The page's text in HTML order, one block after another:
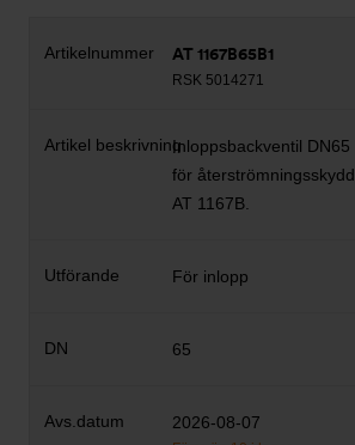
AT 1167B65B1
RSK 5014271
Inloppsbackventil DN65
för återströmningsskydd
AT 1167B.
För inlopp
65
2026-08-07